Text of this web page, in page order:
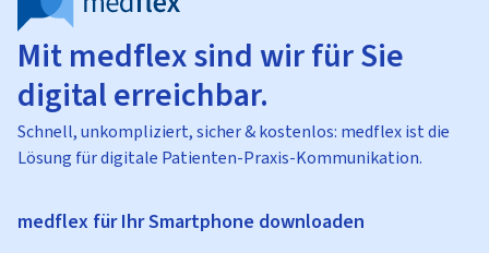
Mit medflex sind wir für Sie
digital erreichbar.
Schnell, unkompliziert, sicher & kostenlos: medflex ist die
Lösung für digitale Patienten-Praxis-Kommunikation.
medflex für Ihr Smartphone downloaden